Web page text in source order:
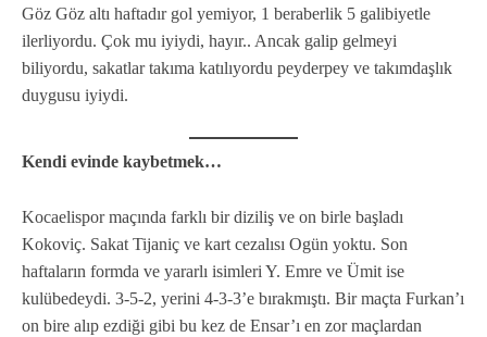
Göz Göz altı haftadır gol yemiyor, 1 beraberlik 5 galibiyetle
ilerliyordu. Çok mu iyiydi, hayır.. Ancak galip gelmeyi
biliyordu, sakatlar takıma katılıyordu peyderpey ve takımdaşlık
duygusu iyiydi.
Kendi evinde kaybetmek…
Kocaelispor maçında farklı bir diziliş ve on birle başladı
Kokoviç. Sakat Tijaniç ve kart cezalısı Ogün yoktu. Son
haftaların formda ve yararlı isimleri Y. Emre ve Ümit ise
kulübedeydi. 3-5-2, yerini 4-3-3’e bırakmıştı. Bir maçta Furkan’ı
on bire alıp ezdiği gibi bu kez de Ensar’ı en zor maçlardan